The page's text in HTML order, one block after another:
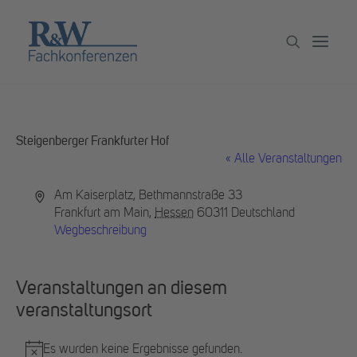
Newsletter
Archiv
Steigenberger Frankfurter Hof
« Alle Veranstaltungen
AdresseAm Kaiserplatz, Bethmannstraße 33
Frankfurt am Main, Hessen 60311 Deutschland
Wegbeschreibung
Veranstaltungen an diesem
veranstaltungsort
Es wurden keine Ergebnisse gefunden.